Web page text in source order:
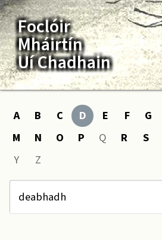
Foclóir
Mháirtín
Uí Chadhain
A B C D E F G
M
N O P Q R S
Y
Z